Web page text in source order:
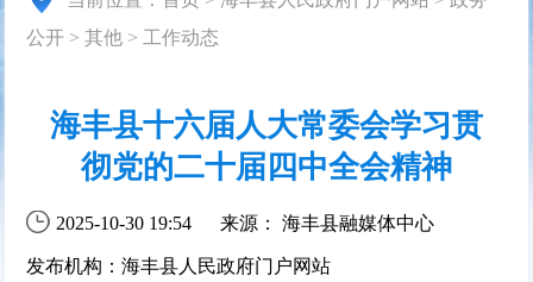
公开 >其他 > 工作动态
海丰县十六届人大常委会学习贯
彻党的二十届四中全会精神
2025-10-30 19:54 来源： 海丰县融媒体中心
发布机构：海丰县人民政府门户网站